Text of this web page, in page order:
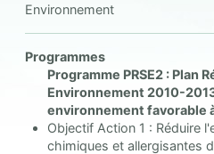
Environnement
Programmes
Programme PRSE2 : Plan
Environnement 2010-
environnement favorable
Objectif Action 1 : Réduire
chimiques et allergisantes